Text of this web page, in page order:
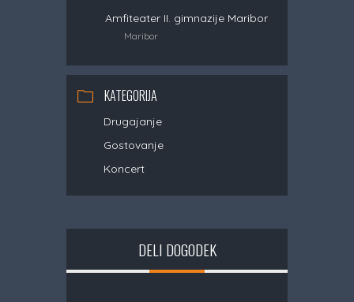
Amfiteater II. gimnazije Maribor
Maribor
KATEGORIJA
Drugajanje
Gostovanje
Koncert
DELI DOGODEK